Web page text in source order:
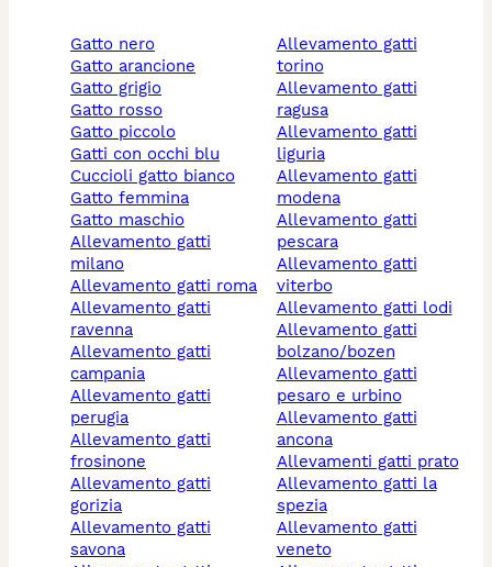
gatto nero
gatto arancione
gatto grigio
gatto rosso
gatto piccolo
gatti con occhi blu
cuccioli gatto bianco
gatto femmina
gatto maschio
allevamento gatti
milano
allevamento gatti roma
allevamento gatti
ravenna
allevamento gatti
campania
allevamento gatti
perugia
allevamento gatti
frosinone
allevamento gatti
gorizia
allevamento gatti
savona
allevamento gatti
torino
allevamento gatti
ragusa
allevamento gatti
liguria
allevamento gatti
modena
allevamento gatti
pescara
allevamento gatti
viterbo
allevamento gatti lodi
allevamento gatti
bolzano/bozen
allevamento gatti
pesaro e urbino
allevamento gatti
ancona
allevamenti gatti prato
allevamento gatti la
spezia
allevamento gatti
veneto